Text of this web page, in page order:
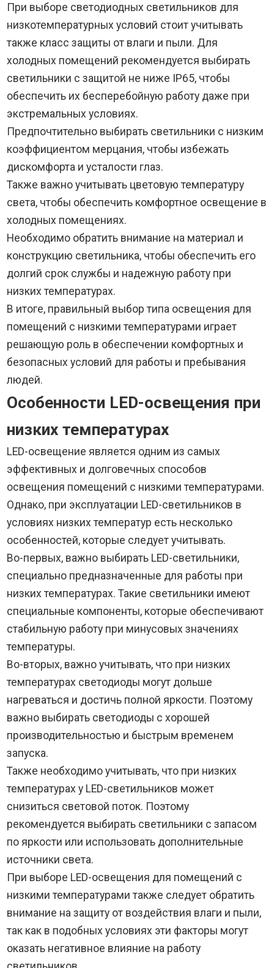
При выборе светодиодных светильников для
низкотемпературных условий стоит учитывать
также класс защиты от влаги и пыли. Для
холодных помещений рекомендуется выбирать
светильники с защитой не ниже IP65, чтобы
обеспечить их бесперебойную работу даже при
экстремальных условиях.
Предпочтительно выбирать светильники с низким
коэффициентом мерцания, чтобы избежать
дискомфорта и усталости глаз.
Также важно учитывать цветовую температуру
света, чтобы обеспечить комфортное освещение в
холодных помещениях.
Необходимо обратить внимание на материал и
конструкцию светильника, чтобы обеспечить его
долгий срок службы и надежную работу при
низких температурах.
В итоге, правильный выбор типа освещения для
помещений с низкими температурами играет
решающую роль в обеспечении комфортных и
безопасных условий для работы и пребывания
людей.
Особенности LED-освещения при
низких температурах
LED-освещение является одним из самых
эффективных и долговечных способов
освещения помещений с низкими температурами.
Однако, при эксплуатации LED-светильников в
условиях низких температур есть несколько
особенностей, которые следует учитывать.
Во-первых, важно выбирать LED-светильники,
специально предназначенные для работы при
низких температурах. Такие светильники имеют
специальные компоненты, которые обеспечивают
стабильную работу при минусовых значениях
температуры.
Во-вторых, важно учитывать, что при низких
температурах светодиоды могут дольше
нагреваться и достичь полной яркости. Поэтому
важно выбирать светодиоды с хорошей
производительностью и быстрым временем
запуска.
Также необходимо учитывать, что при низких
температурах у LED-светильников может
снизиться световой поток. Поэтому
рекомендуется выбирать светильники с запасом
по яркости или использовать дополнительные
источники света.
При выборе LED-освещения для помещений с
низкими температурами также следует обратить
внимание на защиту от воздействия влаги и пыли,
так как в подобных условиях эти факторы могут
оказать негативное влияние на работу